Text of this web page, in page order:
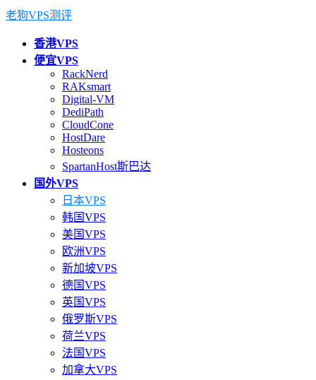
老狗VPS测评
香港VPS
便宜VPS
RackNerd
RAKsmart
Digital-VM
DediPath
CloudCone
HostDare
Hosteons
SpartanHost斯巴达
国外VPS
日本VPS
韩国VPS
美国VPS
欧洲VPS
新加坡VPS
德国VPS
英国VPS
俄罗斯VPS
荷兰VPS
法国VPS
加拿大VPS